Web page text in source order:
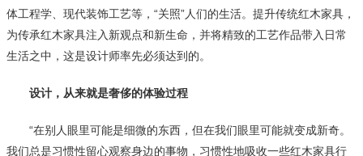
体工程学、现代装饰工艺等，“关照”人们的生活。提升传统红木家具，
为传承红木家具注入新观点和新生命，并将精致的工艺作品带入日常
生活之中，这是设计师率先必须达到的。
设计，从来就是奢侈的体验过程
“在别人眼里可能是细微的东西，但在我们眼里可能就变成新奇。
我们总是习惯性留心观察身边的事物，习惯性地吸收一些红木家具行